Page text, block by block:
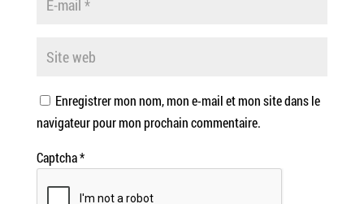
Enregistrer mon nom, mon e-mail et mon site dans le
navigateur pour mon prochain commentaire.
Captcha*